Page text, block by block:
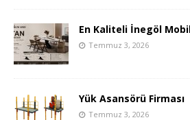
En Kaliteli İnegöl
Temmuz 3, 2026
Yük Asansörü Firması
Temmuz 3, 2026